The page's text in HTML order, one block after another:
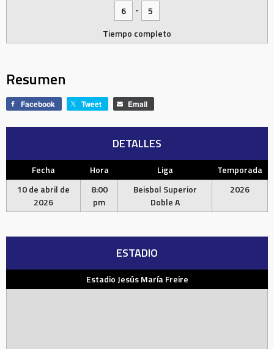
6
-
5
Tiempo completo
Resumen
Facebook Tweet Email
DETALLES
Fecha Hora Liga
Temporada
10 de abril de
2026
8:00
pm
Beisbol Superior
Doble A
2026
ESTADIO
Estadio Jesús María Freire